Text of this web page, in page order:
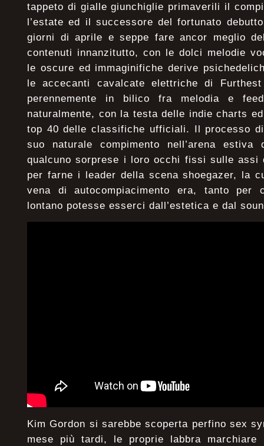
tappeto di gialle giunchiglie primaverili il
l’estate ed il successore del fortunato
giorni di aprile e seppe fare ancor meglio
contenuti innanzitutto, con le dolci melodie
le oscure ed immaginifiche derive
le accecanti cavalcate elettriche di
perennemente in bilico fra melodia e
naturalmente, con la testa delle indie charts
top 40 delle classifiche ufficiali. Il processo
suo naturale compimento nell’arena
qualcuno sorprese i loro occhi fissi sulle
per farne i leader della scena shoegazer, la
vena di autocompiacimento era, tanto per
lontano potesse esserci dall’estetica e dal
Kim Gordon si sarebbe scoperta perfino sex
mese più tardi, le proprie labbra